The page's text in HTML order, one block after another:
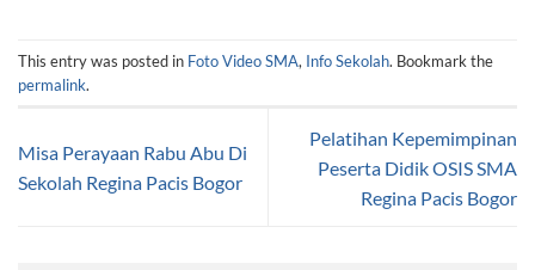
This entry was posted in Foto Video SMA, Info Sekolah. Bookmark the
permalink.
Misa Perayaan Rabu Abu Di
Sekolah Regina Pacis Bogor
Pelatihan Kepemimpinan
Peserta Didik OSIS SMA
Regina Pacis Bogor